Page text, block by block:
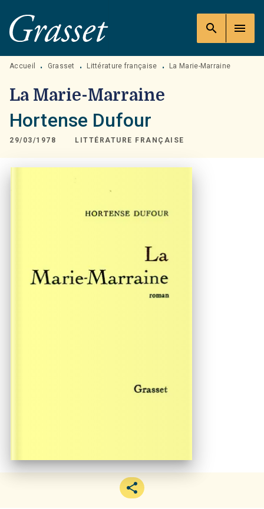
MENU RECHERCHE
PIED DE PAGE
search menu
Accueil • Grasset • Littérature française • La Marie-Marraine
La Marie-Marraine
Hortense Dufour
29/03/1978 LITTÉRATURE FRANÇAISE